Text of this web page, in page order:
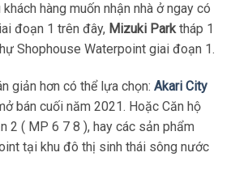
hàng muốn nhận nhà ở ngay có
đoạn 1 trên đây, Mizuki Parktháp 1
Shophouse Waterpoint giai đoạn 1.
giản hơn có thể lựa chọn: Akari City
bán cuối năm 2021. Hoặc Căn hộ
2 ( MP 6 7 8 ), hay các sản phẩm
tại khu đô thị sinh thái sông nước